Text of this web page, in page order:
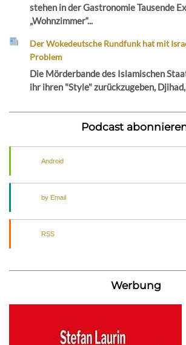
stehen in der Gastronomie Tausende
„Wohnzimmer“...
Der Wokedeutsche Rundfunk hat mit
Problem
Die Mörderbande des Islamischen
ihr ihren "Style" zurückzugeben,
Podcast
Android
by Email
RSS
Werbung